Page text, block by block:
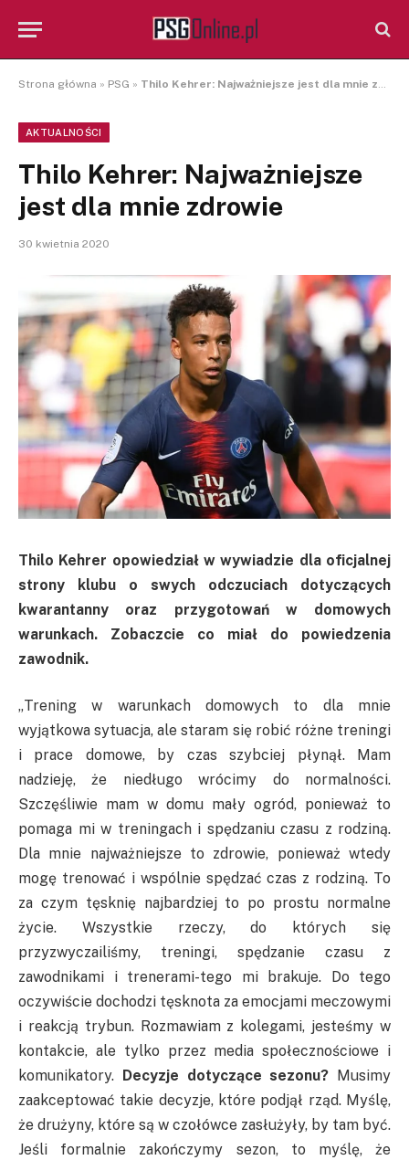
Strona główna » PSG » Thilo Kehrer: Najważniejsze jest dla mnie zdrowie
AKTUALNOŚCI
Thilo Kehrer: Najważniejsze
jest dla mnie zdrowie
30 kwietnia 2020
Thilo Kehrer opowiedział w wywiadzie dla oficjalnej
strony klubu o swych odczuciach dotyczących
kwarantanny oraz przygotowań w domowych
warunkach. Zobaczcie co miał do powiedzenia
zawodnik.
„Trening w warunkach domowych to dla mnie
wyjątkowa sytuacja, ale staram się robić różne treningi
i prace domowe, by czas szybciej płynął. Mam
nadzieję, że niedługo wrócimy do normalności.
Szczęśliwie mam w domu mały ogród, ponieważ to
pomaga mi w treningach i spędzaniu czasu z rodziną.
Dla mnie najważniejsze to zdrowie, ponieważ wtedy
mogę trenować i wspólnie spędzać czas z rodziną. To
za czym tęsknię najbardziej to po prostu normalne
życie. Wszystkie rzeczy, do których się
przyzwyczailiśmy, treningi, spędzanie czasu z
zawodnikami i trenerami-tego mi brakuje. Do tego
oczywiście dochodzi tęsknota za emocjami meczowymi
i reakcją trybun. Rozmawiam z kolegami, jesteśmy w
kontakcie, ale tylko przez media społecznościowe i
komunikatory.
Decyzje dotyczące sezonu? Musimy
zaakceptować takie decyzje, które podjął rząd. Myślę,
że drużyny, które są w czołówce zasłużyły, by tam być.
Jeśli formalnie zakończymy sezon, to myślę, że